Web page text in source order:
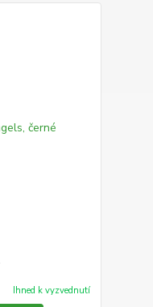
Ihned k vyzvednutí